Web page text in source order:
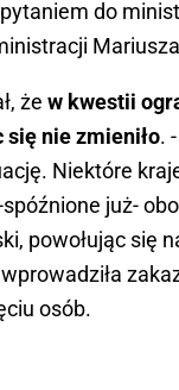
do
że w kwestii
nie zmieniło.
Niektóre
już-
powołując się
osób.